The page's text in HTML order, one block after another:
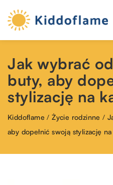
Jak wybrać
buty, aby
stylizację na
Kiddoflame /Życie rodzinne /
aby dopełnić swoją stylizację